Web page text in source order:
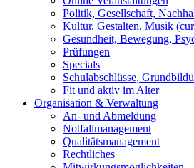
Politik, Gesellschaft,
Kultur, Gestalten, Musik
Gesundheit, Bewegung,
Prüfungen
Specials
Schulabschlüsse,
Fit und aktiv im Alter
Organisation & Verwaltung
An- und Abmeldung
Notfallmanagement
Qualitätsmanagement
Rechtliches